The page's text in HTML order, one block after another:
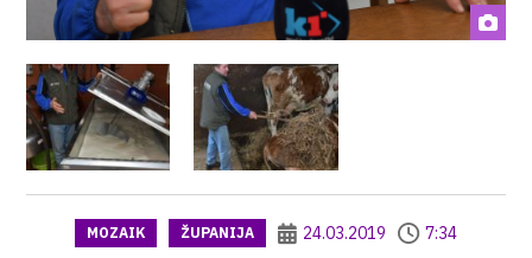
MOZAIK ŽUPANIJA 24.03.2019
7:34